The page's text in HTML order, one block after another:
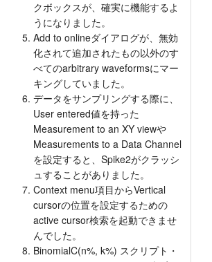
クボックスが、確実に機能するよ
うになりました。
Add to onlineダイアログが、無効
化されて追加されたもの以外のす
べてのarbitrary waveformsにマー
キングしていました。
データをサンプリングする際に、
User entered値を持った
Measurement to an XY viewや
Measurements to a Data Channel
を設定すると、Spike2がクラッシ
ュすることがありました。
Context menu項目からVertical
cursorの位置を設定するための
active cursor検索を起動できませ
んでした。
BinomialC(n%, k%) スクリプト・